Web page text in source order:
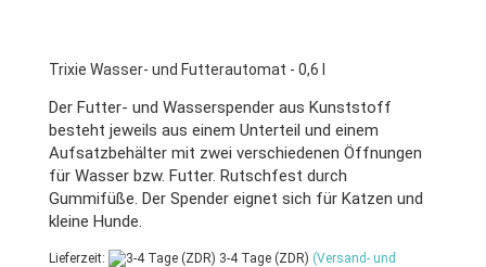
Trixie Wasser- und Futterautomat - 0,6 l
Der Futter- und Wasserspender aus Kunststoff
besteht jeweils aus einem Unterteil und einem
Aufsatzbehälter mit zwei verschiedenen Öffnungen
für Wasser bzw. Futter. Rutschfest durch
Gummifüße. Der Spender eignet sich für Katzen und
kleine Hunde.
Lieferzeit: 3-4 Tage (ZDR) (Versand- und